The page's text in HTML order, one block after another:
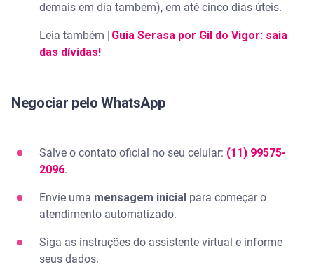
demais em dia também), em até cinco dias úteis.
Leia também | Guia Serasa por Gil do Vigor: saia
das dívidas!
Negociar pelo WhatsApp
Salve o contato oficial no seu celular: (11) 99575-
2096.
Envie uma mensagem inicial para começar o
atendimento automatizado.
Siga as instruções do assistente virtual e informe
seus dados.